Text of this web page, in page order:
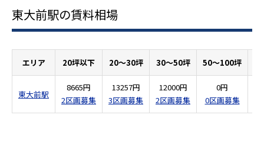
東大前駅の賃料相場
エリア 20坪以下 20～30坪 30～50坪 50～100坪
東大前駅
8665円
2区画募集
13257円
3区画募集
12000円
2区画募集
0円
0区画募集